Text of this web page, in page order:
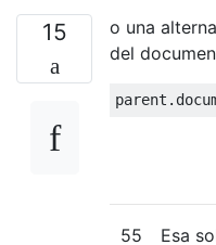
15
o una
del
parent .
55
Esa